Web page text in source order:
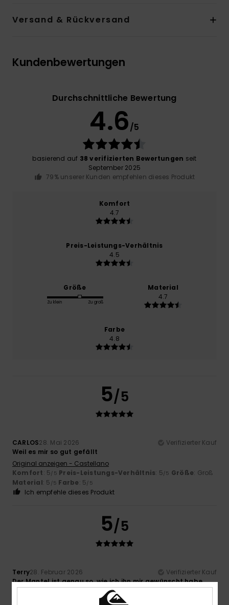
Versand & Rückversand
Kundenbewertungen
Durchschnittliche Bewertung
4.6/5
basierend auf 38 verifizierten Bewertungen seit
September 2025
79% unserer Kunden empfehlen dieses Produkt
Komfort
4.7
Preis-Leistungs-Verhältnis
4.5
Größe
Zu klein Zu groß
Material
4.7
Farbe
4.8
5/5
CARLOS28. Mai 2026
Verifizierter Kauf
Weil es mir so gut gefällt
Original anzeigen - Castellano
Komfort: 5/5 Preis-Leistungs-Verhältnis: 5/5 Größe: Groß
Material: 5 /5 Farbe: 5/5
Ich empfehle dieses Produkt
5/5
Terry28. Februar 2026
Verifizierter Kauf
Der Mantel ist genau so, wie ich ihn mir gewünscht habe,
aber ich hätte eine kleine und eine mittlere Größe
bestellen sollen, um die richtige Größe zu finden und dabei